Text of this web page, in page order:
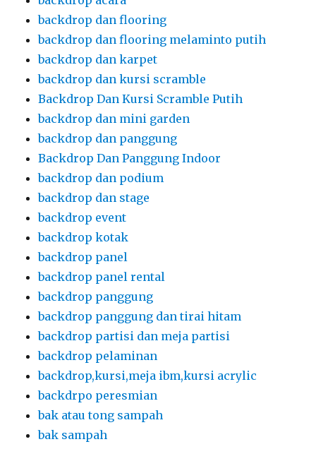
backdrop dan flooring
backdrop dan flooring melaminto putih
backdrop dan karpet
backdrop dan kursi scramble
Backdrop Dan Kursi Scramble Putih
backdrop dan mini garden
backdrop dan panggung
Backdrop Dan Panggung Indoor
backdrop dan podium
backdrop dan stage
backdrop event
backdrop kotak
backdrop panel
backdrop panel rental
backdrop panggung
backdrop panggung dan tirai hitam
backdrop partisi dan meja partisi
backdrop pelaminan
backdrop,kursi,meja ibm,kursi acrylic
backdrpo peresmian
bak atau tong sampah
bak sampah